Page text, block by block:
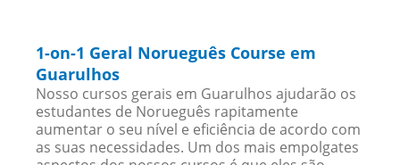
1-on-1 Geral Norueguês Course em
Guarulhos
Nosso cursos gerais em Guarulhos ajudarão os
estudantes de Norueguês rapitamente
aumentar o seu nível e eficiência de acordo com
as suas necessidades. Um dos mais empolgates